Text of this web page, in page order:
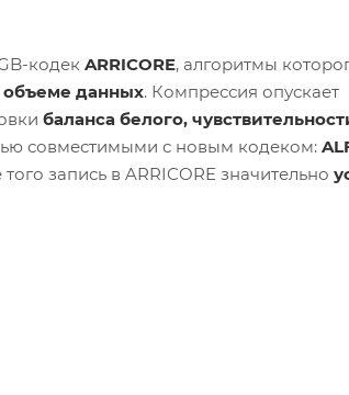
кодек ARRICORE, алгоритмы
объеме данных. Компрессия опускает
баланса белого,
совместимыми с новым кодеком:
запись в ARRICORE значительно